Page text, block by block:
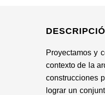
Proyectamos y
contexto de la
construcciones
lograr un